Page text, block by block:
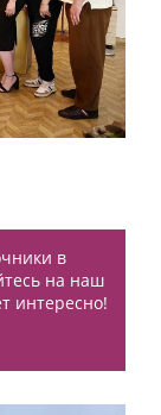
в
на наш
интересно!